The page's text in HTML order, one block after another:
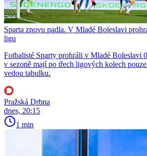
Sparta znovu padla. V Mladé Boleslavi
ligu
Fotbalisté Sparty prohráli v Mladé Boleslavi
v sezoně mají po třech ligových kolech
vedou tabulku.
Pražská Drbna
dnes, 20:15
1 min